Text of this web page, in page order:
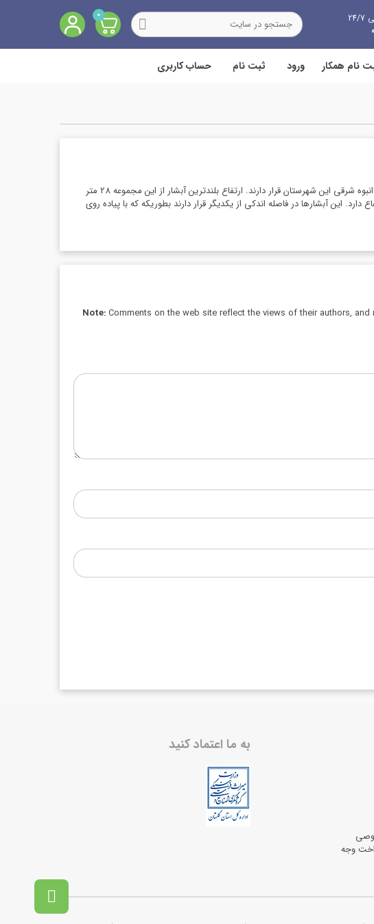
7
0
نام همکار ورود ثبت نام حساب کاربری
مجموعه آبشارهای سرخه کمر بیش از هشت آبشار با ارتفاع­های متفاوت است که در سه کیلومتری جنوب شرق رامیان و در دل جنگل­های انبوه شرقی این شهرستان قرار دارند. ارتفاع بلندترین آبشار از این مجموعه 28 متر
فنی ورزشکاران مورد استفاده قرار می­گیرد. نخستین آبشار که به آبشار سرخه کمر معروف است حدود 23 متر ارتفاع دارد. این آبشارها در فاصله اندکی از یکدیگر قرار دارند بطوریکه که با پیاده روی
Note:Comments on the web site reflect the views of their authors,

وجه
به ما اعتماد کنید